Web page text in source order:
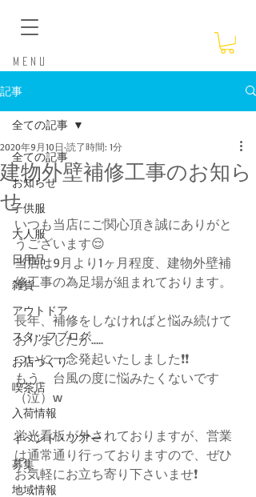
​Menu
記事
全ての記事
お知らせ
子供服
大人服
日用品
雑貨
アウトドア
スタッフブログ
お店づくり
喫茶店
入荷情報
イベント・ツアー
募集
地域情報
全ての記事
建物外壁補修工事のお知ら
せ
2020年9月10日 読了時間: 1分
いつも当店にご関心頂き誠にありがと
うございます😌
当店は9月より1ヶ月程度、建物外壁補
修工事の為足場が組まれております。
長年、補修をしなければと悩み続けて
おりましたが.....
ついに一念発起いたしました❗❗
もう、台風の度に悩みたくないです
（泣）w
蛍光看板が外されておりますが、営業
は通常通り行っておりますので、ぜひ
お気軽にお立ち寄り下さいませ❗️